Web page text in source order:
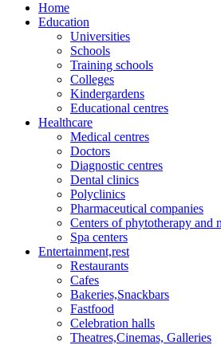
Home
Education
Universities
Schools
Training schools
Colleges
Kindergardens
Educational centres
Healthcare
Medical centres
Doctors
Diagnostic centres
Dental clinics
Polyclinics
Pharmaceutical companies
Centers of phytotherapy and
Spa centers
Entertainment,rest
Restaurants
Cafes
Bakeries,Snackbars
Fastfood
Celebration halls
Theatres,Cinemas, Galleries